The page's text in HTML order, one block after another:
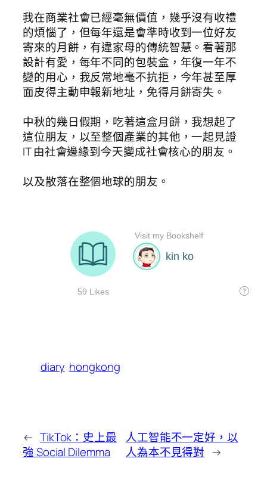
我在商業社會已經毫無價值，幾乎沒有收禮
的煩惱了，但每年還是會準時收到一位好友
寄來的月餅，有違家母的傳統智慧。看著那
設計有愛，每年不同的包裝盒，年復一年不
變的用心，我反常地毫不抗拒，今年甚至厚
面皮得主動申報新地址，免得月餅寄失。
中秋的幾日假期，吃著這盒月餅，我想起了
這位朋友，以至整個產業的其他，一起見證
IT 由社會邊緣到今天變成社會核心的朋友。
以及散落在整個地球的朋友。
diary hongkong
← TikTok：史上最
強 Social Dilemma
人工智能不一定好，以
人為本不見得對 →